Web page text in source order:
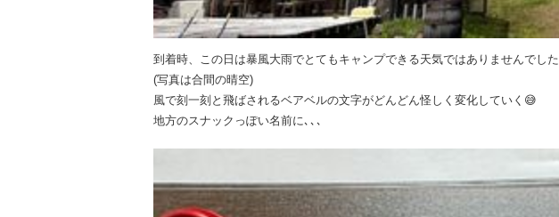
到着時、この日は暴風大雨でとてもキャンプできる天気ではありませんでした
(写真は合間の晴空)
風で刻一刻と飛ばされるベアベルの文字がどんどん怪しく変化していく😅
地方のスナックっぽい名前に､､､